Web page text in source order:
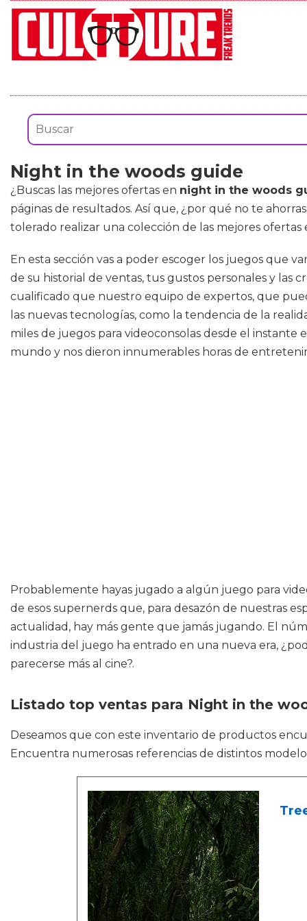
Night in the woods guide
¿Buscas las mejores ofertas en night in the woods
páginas de resultados. Así que, ¿por qué no te
tolerado realizar una colección de las mejores ofertas
En esta sección vas a poder escoger los juegos que
de su historial de ventas, tus gustos personales y las
cualificado que nuestro equipo de expertos, que
las nuevas tecnologías, como la tendencia de la
miles de juegos para videoconsolas desde el
mundo y nos dieron innumerables horas de
Probablemente hayas jugado a algún juego para
de esos supernerds que, para desazón de nuestras
actualidad, hay más gente que jamás jugando. El
industria del juego ha entrado en una nueva era,
parecerse más al cine?.
Listado top ventas para Night in the
Deseamos que con este inventario de productos
Encuentra numerosas referencias de distintos